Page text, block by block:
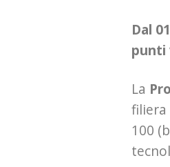
Dal
punti
La
filiera
100